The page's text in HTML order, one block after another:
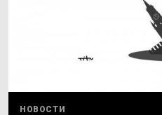
НОВОСТИ